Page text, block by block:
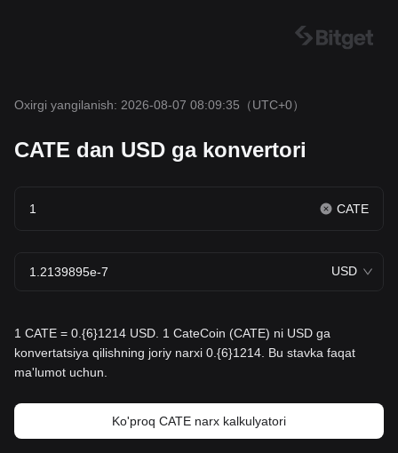
Oxirgi yangilanish: 2026-08-07 08:09:35 （UTC+0）
CATE dan USD ga konvertori
CATE
USD
1 CATE = 0.{6}1214 USD. 1 CateCoin (CATE) ni USD ga
konvertatsiya qilishning joriy narxi 0.{6}1214. Bu stavka faqat
ma'lumot uchun.
Ko'proq CATE narx kalkulyatori